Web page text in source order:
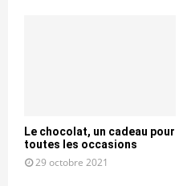
Le chocolat, un cadeau pour
toutes les occasions
29 octobre 2021